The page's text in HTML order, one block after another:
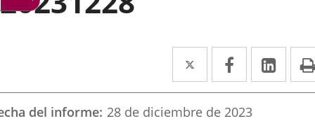
Twitter
Enlace
a
una
Facebook
Enlace
a
una
a
del informe 28 de diciembre de 2023